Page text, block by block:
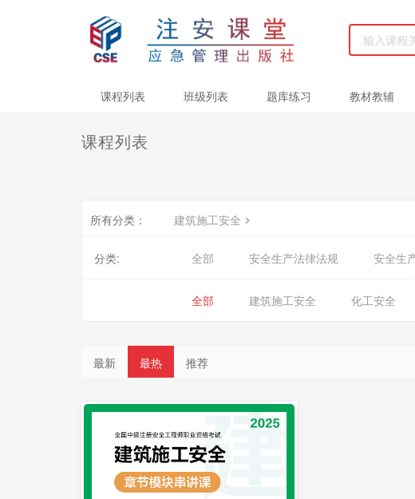
课程列表 班级列表 题库练习 教材教辅
课程列表
所有分类： 建筑施工安全
分类: 全部 安全生产法律法规 安全生
全部 建筑施工安全 化工安全
最新 最热 推荐